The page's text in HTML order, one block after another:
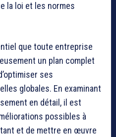
la loi et les normes
que toute entreprise
un plan complet
ses
globales. En examinant
en détail, il est
possibles à
et de mettre en œuvre